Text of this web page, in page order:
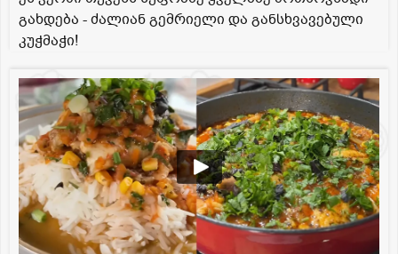
გახდება - ძალიან გემრიელი და განსხვავებული
კუჭმაჭი!